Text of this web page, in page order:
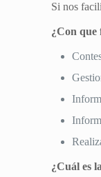
Si nos
¿Con que
¿Cuál es